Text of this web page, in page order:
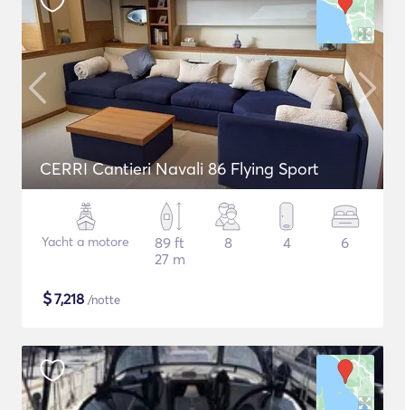
CERRI Cantieri Navali 86 Flying Sport
Yacht a motore
89 ft
27 m
8 4 6
$7,218 /notte